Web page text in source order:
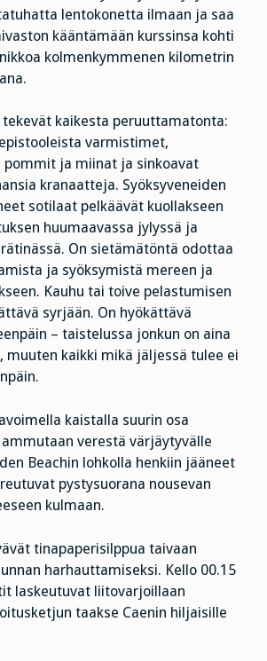
lentokonetta ilmaan ja saa
kääntämään kurssinsa kohti
kolmenkymmenen kilometrin
tekevät kaikesta peruuttamatonta:
varmistimet,
pommit ja miinat ja sinkoavat
kranaatteja. Syöksyveneiden
sotilaat pelkäävät kuollakseen
huumaavassa jylyssä ja
On sietämätöntä odottaa
ja syöksymistä mereen ja
Kauhu tai toive pelastumisen
syrjään. On hyökättävä
– taistelussa jonkun on aina
muuten kaikki mikä jäljessä tulee ei
kaistalla suurin osa
verestä värjäytyvälle
Beachin lohkolla henkiin jääneet
pystysuorana nousevan
kulmaan.
tinapaperisilppua taivaan
harhauttamiseksi. Kello 00.15
laskeutuvat liitovarjoillaan
taakse Caenin hiljaisille